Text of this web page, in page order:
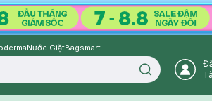
Nước GiặtBagsmart
Search icon